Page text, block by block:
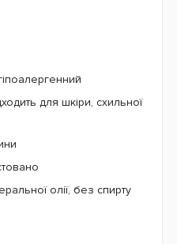
для шкіри, схильної
олії, без спирту